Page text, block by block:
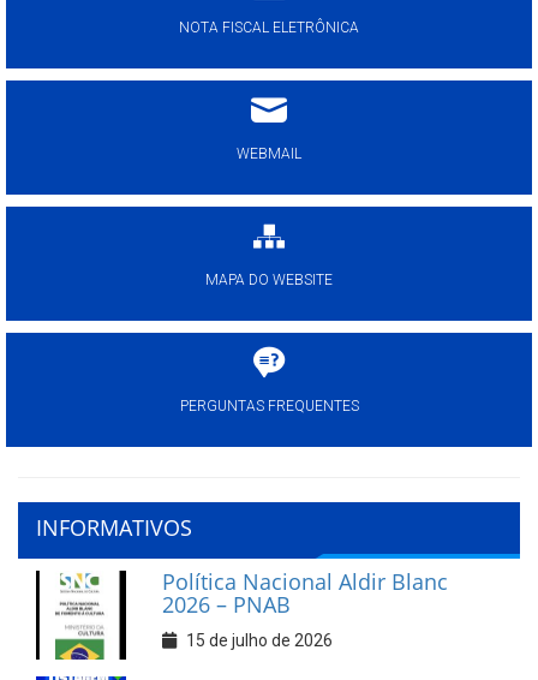
NOTA FISCAL ELETRÔNICA
WEBMAIL
MAPA DO WEBSITE
PERGUNTAS FREQUENTES
INFORMATIVOS
Política Nacional Aldir Blanc
2026 – PNAB
15 de julho de 2026